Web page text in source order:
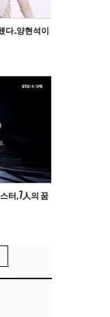
다..양현석이
터, 7人의 꿈